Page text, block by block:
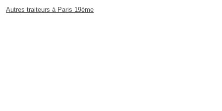
Autres traiteurs à Paris 19ème